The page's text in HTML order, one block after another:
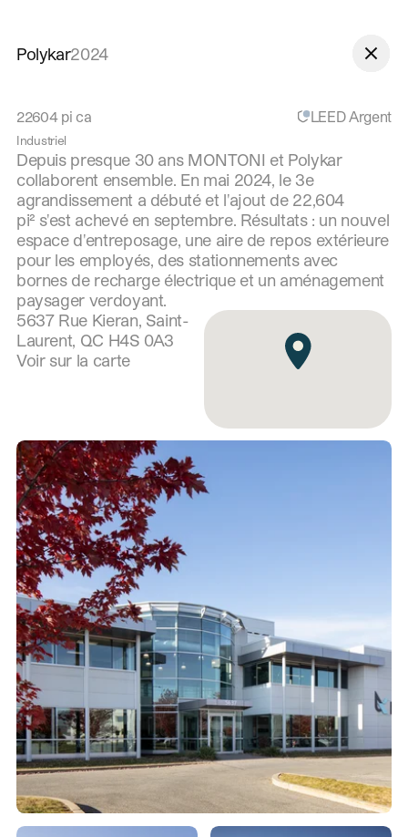
2024
Polykar
22604 pi ca
Industriel
LEED Argent
Depuis presque 30 ans MONTONI et Polykar
collaborent ensemble. En mai 2024, le 3e
agrandissement a débuté et l'ajout de 22,604
pi² s'est achevé en septembre. Résultats : un nouvel
espace d'entreposage, une aire de repos extérieure
pour les employés, des stationnements avec
bornes de recharge électrique et un aménagement
paysager verdoyant.
5637 Rue Kieran, Saint-
Laurent, QC H4S 0A3
Voir sur la carte